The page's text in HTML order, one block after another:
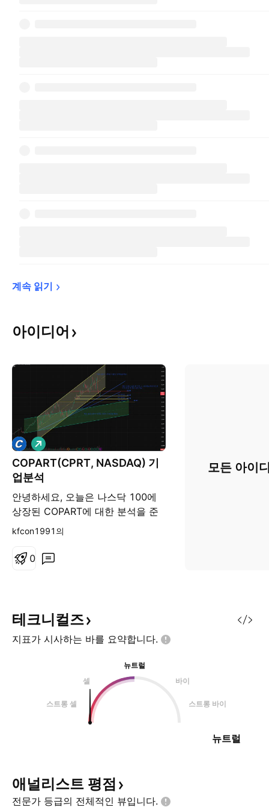
계속 읽기
아이디어
COPART(CPRT, NASDAQ) 기
업분석
안녕하세요, 오늘은 나스닥 100에
상장된 COPART에 대한 분석을 준
비했습니다. 이 회사에 대한 간략한
말씀드리면 B2B 형태의 중고차 매
해주세요. 📊기술적 분석 1. 현재 상
승채널을 하락 이탈하여 이전 매물
대 근처인 45.6달러 부근에서 하락
되어 50달러 돌파 후 안착 시, 상승
채널 복귀로 판단하여 매수 진입 가
능 2. 현재 지지구간을 깨고 하락할
롱
kfcon1991의
0
모든 아이
테크니컬즈
지표가 시사하는 바를 요약합니다.
뉴트럴
셀
바이
스트롱 셀 스트롱 바이
뉴트럴
애널리스트 평점
전문가 등급의 전체적인 뷰입니다.